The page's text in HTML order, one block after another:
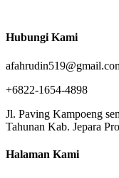
Hubungi Kami
+6822-1654-4898
Jl. Paving Kampoeng
Tahunan Kab. Jepara
Halaman Kami